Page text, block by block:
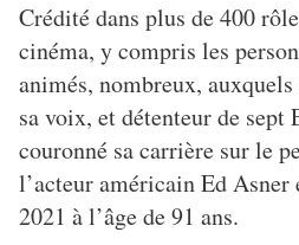
Crédité dans plus de 400
cinéma, y compris les
animés, nombreux,
sa voix, et détenteur de
couronné sa carrière sur le
l’acteur américain Ed Asner
2021 à l’âge de 91 ans.